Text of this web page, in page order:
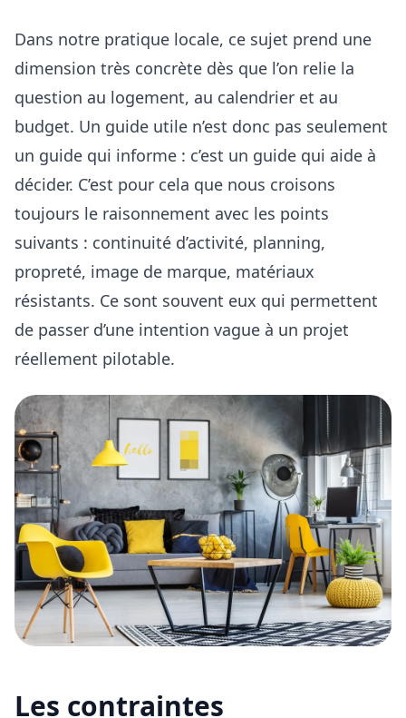
Dans notre pratique locale, ce sujet prend une
dimension très concrète dès que l’on relie la
question au logement, au calendrier et au
budget. Un guide utile n’est donc pas seulement
un guide qui informe : c’est un guide qui aide à
décider. C’est pour cela que nous croisons
toujours le raisonnement avec les points
suivants : continuité d’activité, planning,
propreté, image de marque, matériaux
résistants. Ce sont souvent eux qui permettent
de passer d’une intention vague à un projet
réellement pilotable.
Les contraintes